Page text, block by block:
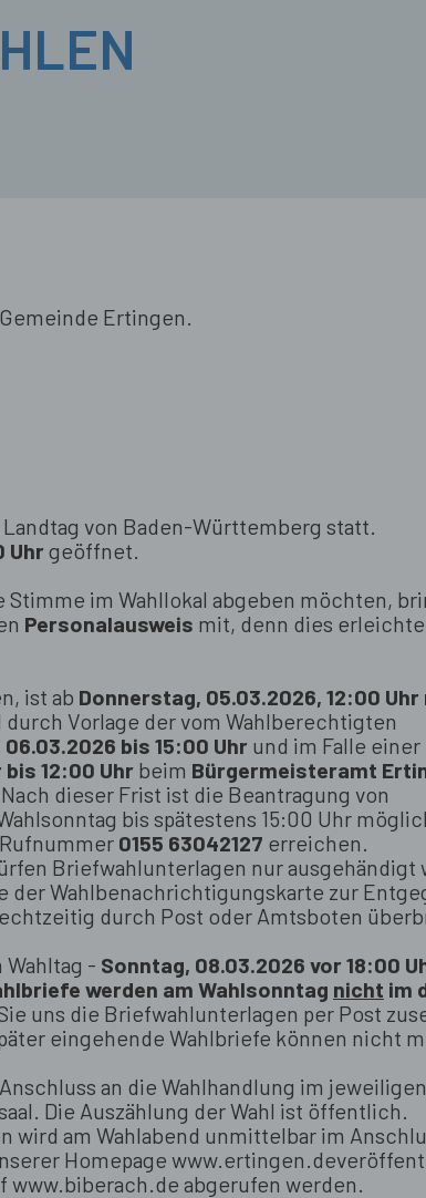
Ertingen.
von Baden-Württemberg statt.
Uhrgeöffnet.
Stimme im Wahllokal abgeben möchten,
Personalausweis mit, denn dies
ist ab Donnerstag, 05.03.2026, 12:00
Vorlage der vom Wahlberechtigten
bis 15:00 Uhr und im Falle
bis 12:00 Uhrbeim Bürgermeisteramt
dieser Frist ist die Beantragung von
bis spätestens 15:00 Uhr
0155 63042127 erreichen.
Briefwahlunterlagen nur ausgehändigt
Wahlbenachrichtigungskarte zur
durch Post oder Amtsboten
- Sonntag, 08.03.2026 vor 18:00
werden am Wahlsonntag nicht im
uns die Briefwahlunterlagen per Post
eingehende Wahlbriefe können nicht
an die Wahlhandlung im
Die Auszählung der Wahl ist öffentlich.
wird am Wahlabend unmittelbar im
Homepage www.ertingen.de
www.biberach.de abgerufen werden.